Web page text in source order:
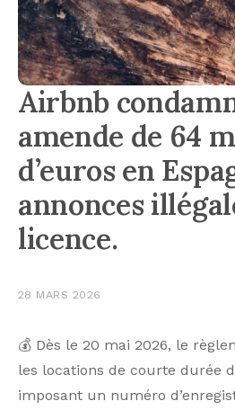
Airbnb
amende de 64
d’euros en
annonces
licence.
28 MARS 2026
💰 Dès le 20 mai 2026, le
les locations de courte durée
imposant un numéro